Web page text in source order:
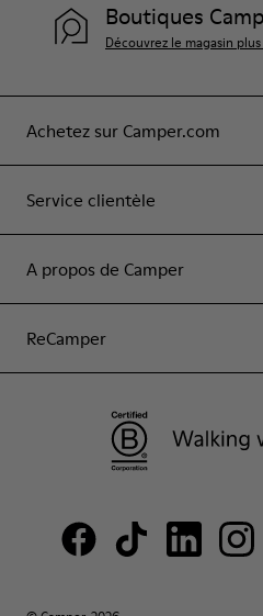
Achetez sur Camper.com
Service clientèle
A propos de Camper
ReCamper
Boutiques
Découvrez le magasin